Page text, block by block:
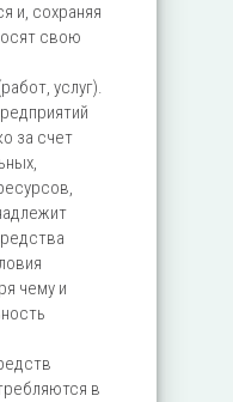
и, сохраняя
свою
услуг).
за счет
чему и
в